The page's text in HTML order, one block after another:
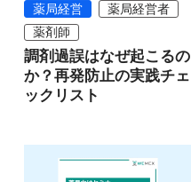
薬局経営
薬局経営者
薬剤師
調剤過誤はなぜ起こるの
か？再発防止の実践チェ
ックリスト